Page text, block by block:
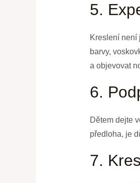
5.
Kreslení není
barvy,
a objevovat
6.
Dětem dejte
předloha, je
7.